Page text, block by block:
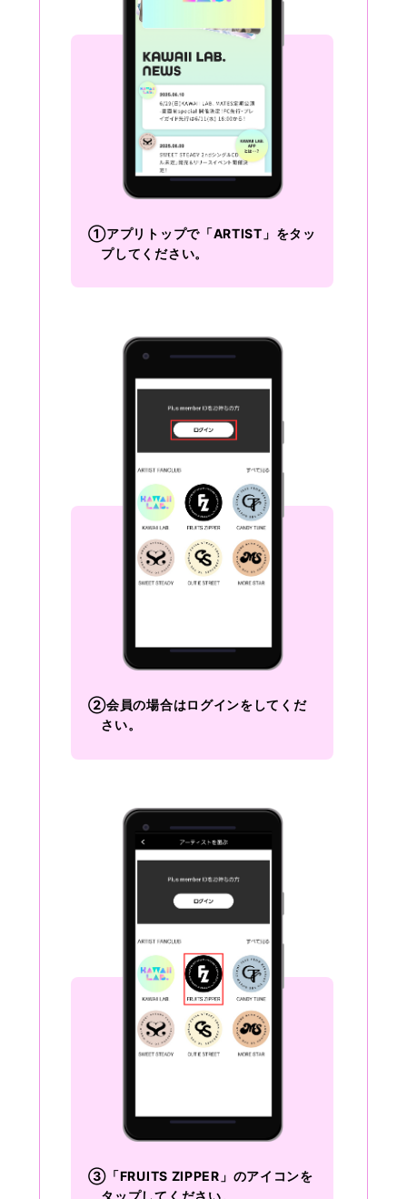
①アプリトップで「ARTIST」をタッ
プしてください。
②会員の場合はログインをしてくだ
さい。
③「FRUITS ZIPPER」のアイコンを
タップしてください。